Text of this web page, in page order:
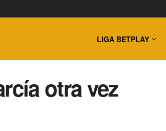
LIGA BETPLAY
otra vez